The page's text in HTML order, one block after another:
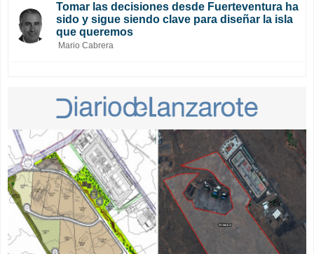
Tomar las decisiones desde Fuerteventura ha
sido y sigue siendo clave para diseñar la isla
que queremos
Mario Cabrera